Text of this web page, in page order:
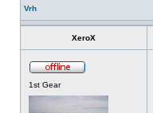
Vrh
XeroX
1st Gear